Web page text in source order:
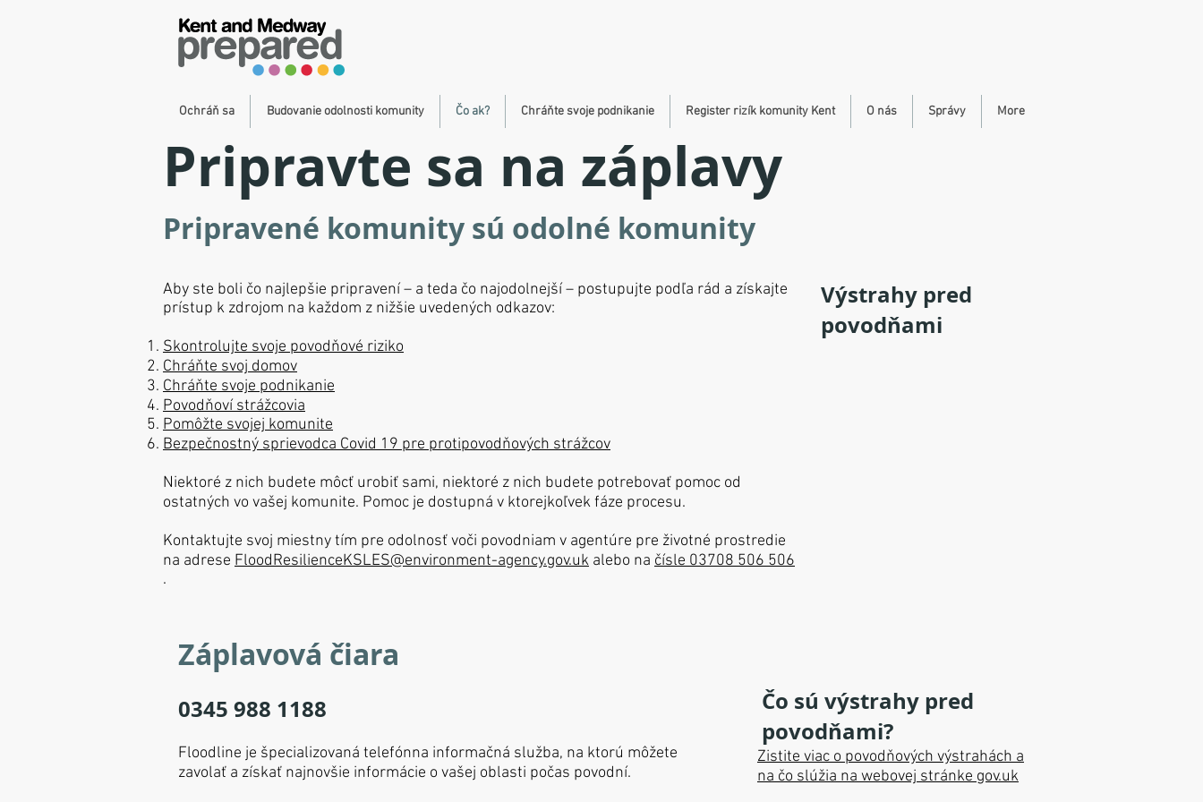
Ochráň sa Budovanie odolnosti komunity Čo ak? Chráňte svoje podnikanie Register rizík komunity Kent O nás Správy More
Pripravte sa na záplavy
Pripravené komunity sú odolné komunity
Aby ste boli čo najlepšie pripravení – a teda čo najodolnejší – postupujte podľa rád a získajte
prístup k zdrojom na každom z nižšie uvedených odkazov:
Skontrolujte svoje povodňové riziko
Chráňte svoj domov
Chráňte svoje podnikanie
Povodňoví strážcovia
Pomôžte svojej komunite
Bezpečnostný sprievodca Covid 19 pre protipovodňových strážcov
Niektoré z nich budete môcť urobiť sami, niektoré z nich budete potrebovať pomoc od
ostatných vo vašej komunite. Pomoc je dostupná v ktorejkoľvek fáze procesu.
Kontaktujte svoj miestny tím pre odolnosť voči povodniam v agentúre pre životné prostredie
na adrese FloodResilienceKSLES@environment-agency.gov.uk alebo na čísle 03708 506 506
.
Záplavová čiara
0345 988 1188
Floodline je špecializovaná telefónna informačná služba, na ktorú môžete
zavolať a získať najnovšie informácie o vašej oblasti počas povodní.
Výstrahy pred
povodňami
Zistite viac o povodňových výstrahách a
na čo slúžia na webovej stránke gov.uk
Čo sú výstrahy pred
povodňami?